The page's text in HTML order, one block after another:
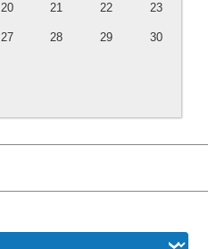
20 21 22 23
27 28 29 30